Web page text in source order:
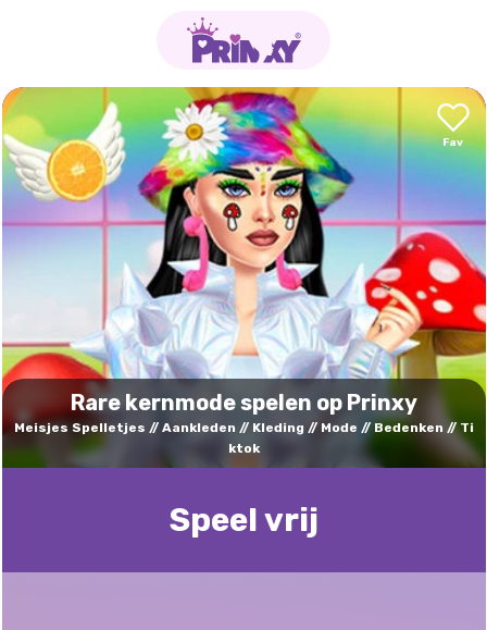
Rare kernmode spelen op Prinxy
Meisjes Spelletjes Aankleden Kleding Mode Bedenken
Ti
ktok
Speel vrij